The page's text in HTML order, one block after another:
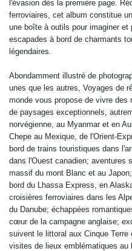
l'évasion dès la première page.
ferroviaires, cet album constitue
une boîte à outils pour imaginer et
escapades à bord de charmants
légendaires.
Abondamment illustré de
unes que les autres, Voyages de
monde vous propose de vivre
de paysages exceptionnels,
norvégienne, au Myanmar et en
Chepe au Mexique, de l'Orient-
bord de trains touristiques dans
dans l'Ouest canadien; aventures
massif du mont Blanc et au
bord du Lhassa Express, en
croisières ferroviaires dans les
du Danube; échappées
cœur de la campagne anglaise;
suivent le littoral aux Cinque
visites de lieux emblématiques au